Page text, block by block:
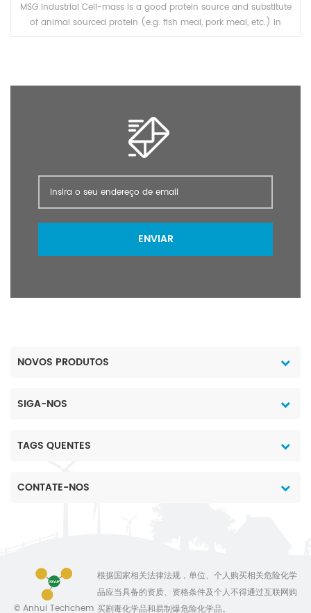
MSG Industrial Cell-mass is a good protein source and substitute
of animal sourced protein (e.g. fish meal, pork meal, etc.) in
ENVIAR
NOVOS PRODUTOS
SIGA-NOS
TAGS QUENTES
CONTATE-NOS
© Anhui Techchem
根据国家相关法律法规，单位、个人购买相关危险化学
品应当具备的资质、资格条件及个人不得通过互联网购
买剧毒化学品和易制爆危险化学品。